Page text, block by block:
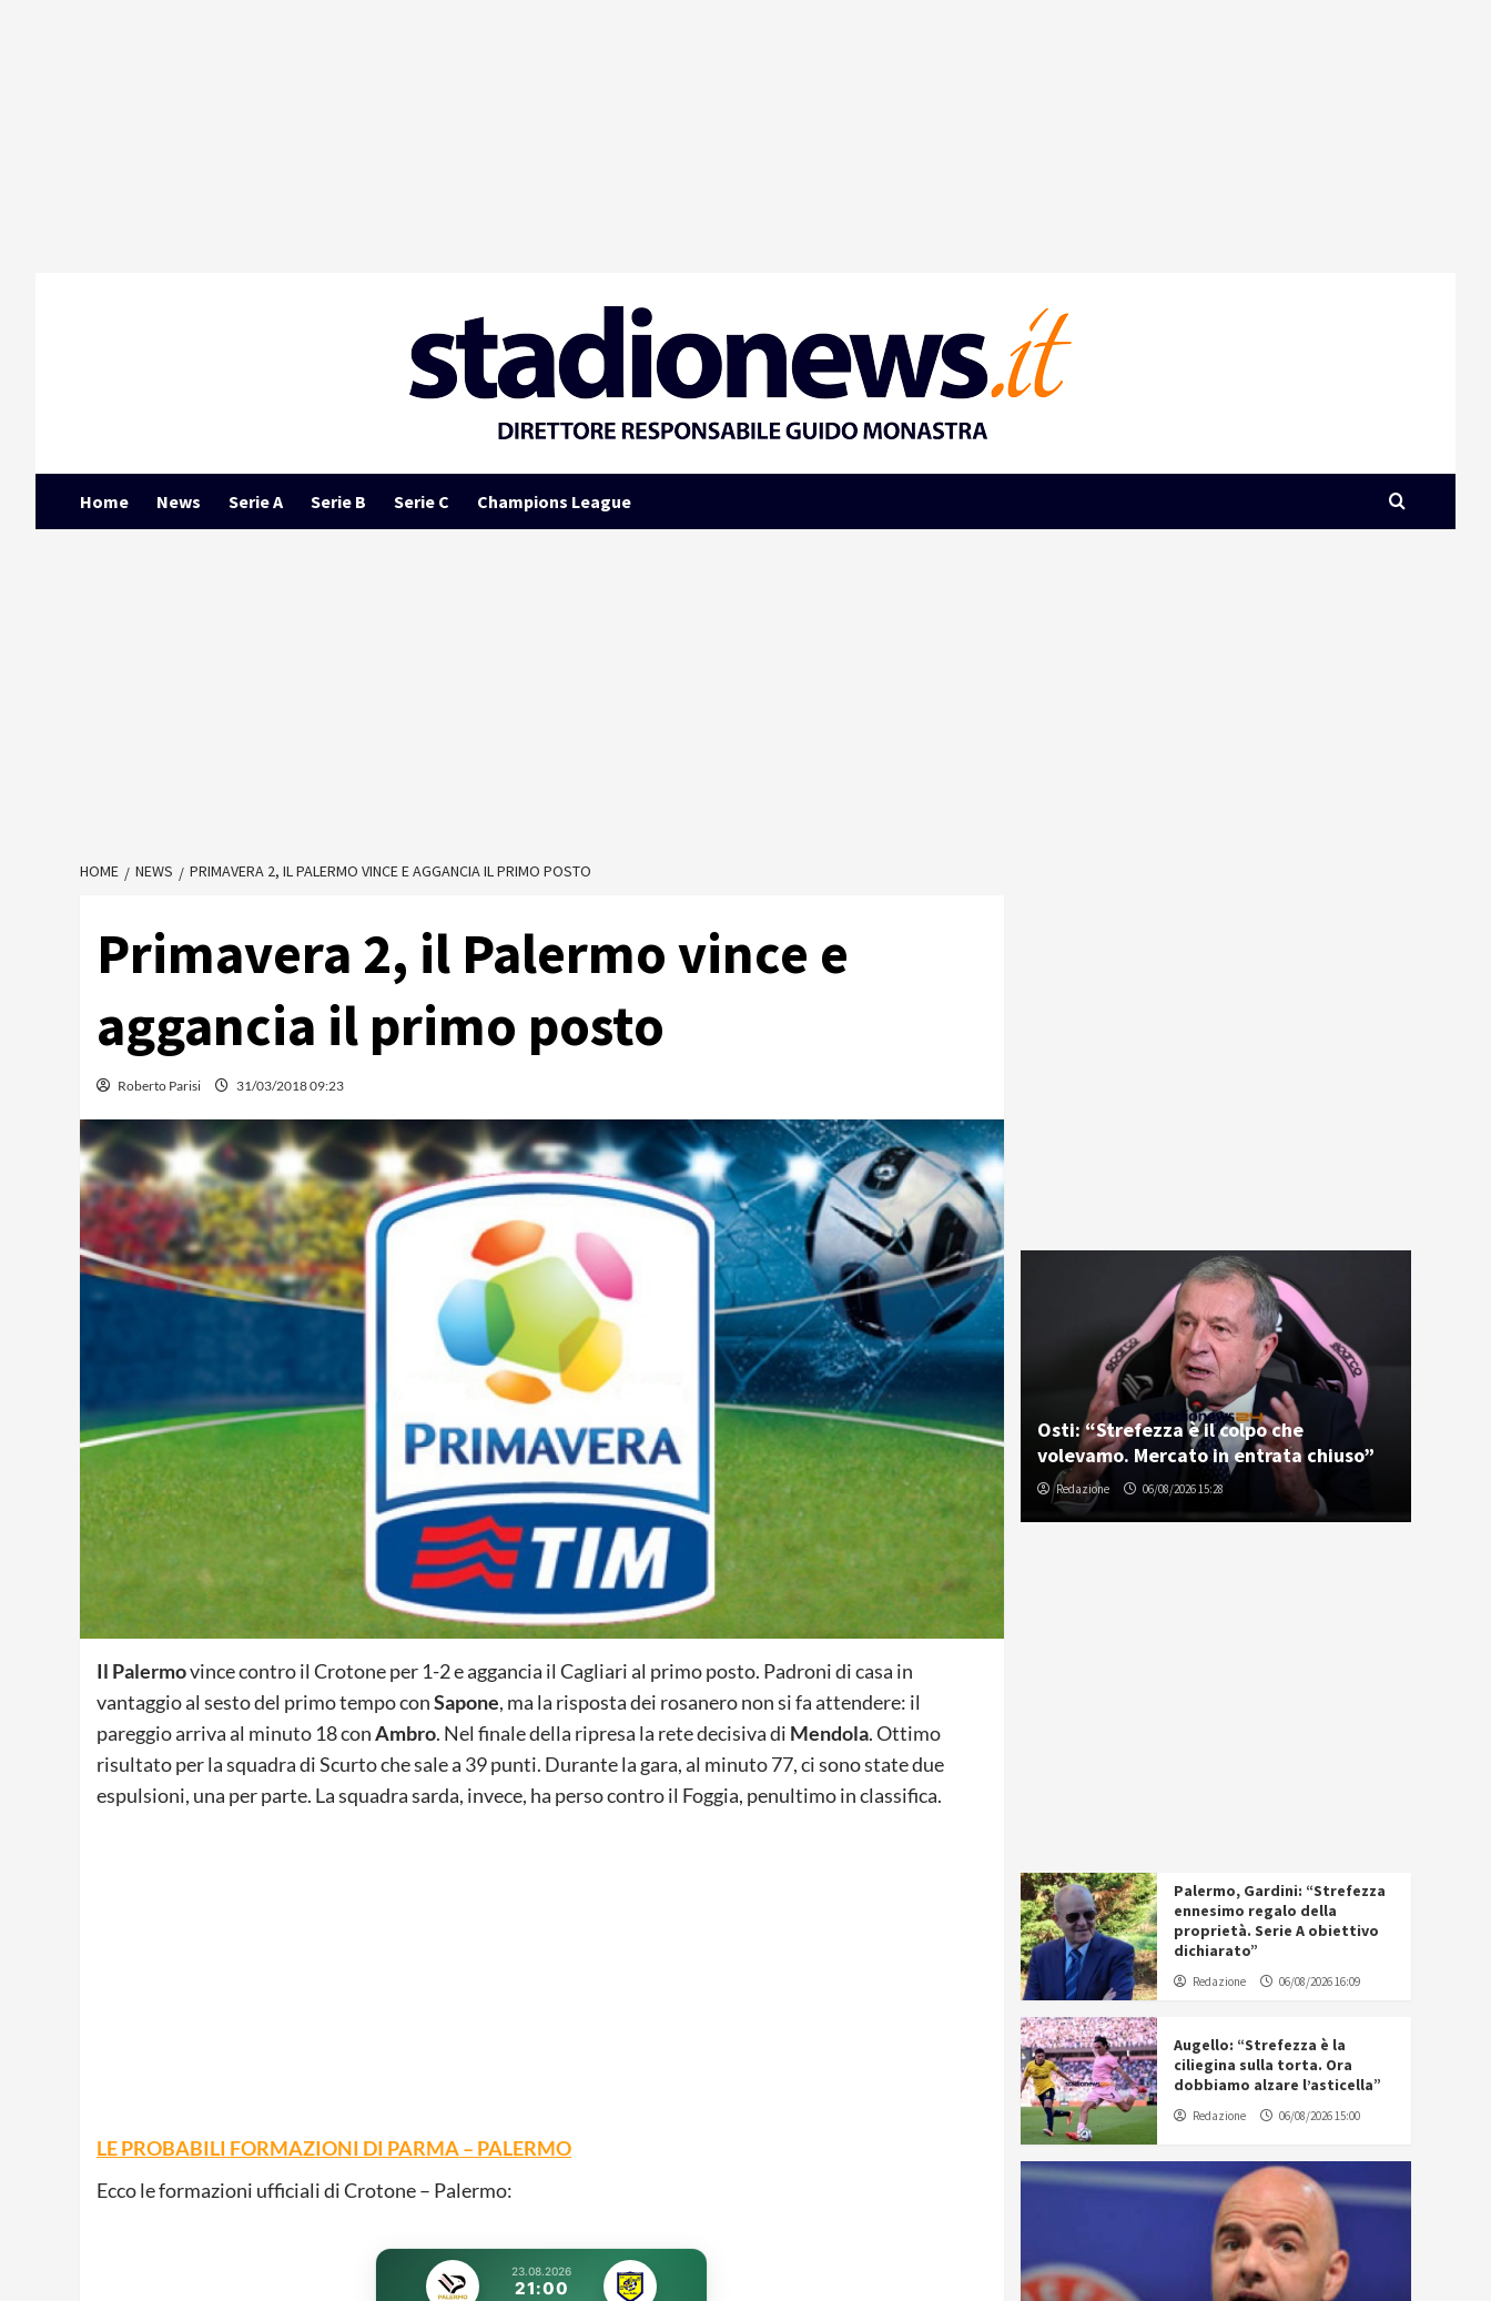
Home News Serie A Serie B Serie C Champions League
HOME NEWS PRIMAVERA 2, IL PALERMO VINCE E AGGANCIA IL PRIMO POSTO
Primavera 2, il Palermo vince e
aggancia il primo posto
Roberto Parisi 31/03/2018 09:23
Il Palermovince contro il Crotone per 1-2 e aggancia il Cagliari al primo posto. Padroni di casa in
vantaggio al sesto del primo tempo conSapone, ma la risposta dei rosanero non si fa attendere: il
pareggio arriva al minuto 18 conAmbro. Nel finale della ripresa la rete decisiva di Mendola. Ottimo
risultato per la squadra di Scurto che sale a 39 punti. Durante la gara, al minuto 77, ci sono state due
espulsioni, una per parte. La squadra sarda, invece, ha perso contro il Foggia, penultimo in classifica.
LE PROBABILI FORMAZIONI DI PARMA – PALERMO
Ecco le formazioni ufficiali di Crotone – Palermo:
23.08.2026
21:00
Osti: “Strefezza è il colpo che
volevamo. Mercato in entrata chiuso”
Redazione 06/08/2026 15:28
Palermo, Gardini: “Strefezza
ennesimo regalo della
proprietà. Serie A obiettivo
dichiarato”
Redazione 06/08/2026 16:09
Augello: “Strefezza è la
ciliegina sulla torta. Ora
dobbiamo alzare l’asticella”
Redazione 06/08/2026 15:00